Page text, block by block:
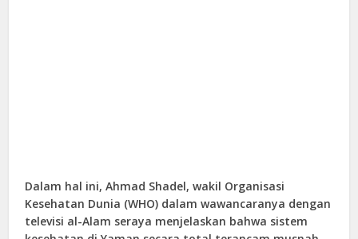
Dalam hal ini, Ahmad Shadel, wakil Organisasi
Kesehatan Dunia (WHO) dalam wawancaranya dengan
televisi al-Alam seraya menjelaskan bahwa sistem